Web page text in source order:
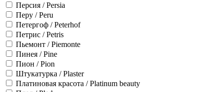
Персия / Persia
Перу / Peru
Петергоф / Peterhof
Петрис / Petris
Пьемонт / Piemonte
Пинея / Pine
Пион / Pion
Штукатурка / Plaster
Платиновая красота / Platinum beauty